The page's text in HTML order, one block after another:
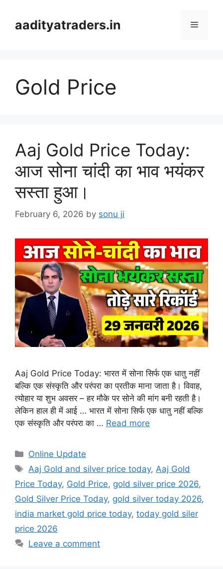
contentaadityatraders.in Menu
Gold Price
Aaj Gold Price Today:
आज सोना चांदी का भाव भयंकर
सस्ता हुआ।
February 6, 2026 by sonu ji
Aaj Gold Price Today: भारत में सोना सिर्फ एक धातु नहीं
बल्कि एक संस्कृति और परंपरा का प्रतीक माना जाता है। विवाह,
त्योहार या शुभ अवसर – हर मौके पर सोने की मांग बनी रहती है।
लेकिन हाल ही में आई … भारत में सोना सिर्फ एक धातु नहीं बल्कि
एक संस्कृति और परंपरा का … Read more
Categories
Online Update
Tags
Aaj Gold and silver price today, Aaj Gold
Price Today, Gold Price, gold silver price 2026,
Gold Silver Price Today, gold silver today 2026,
india market gold price today, today gold siler
price 2026
Leave a comment